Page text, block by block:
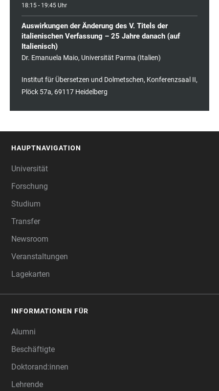
18:15 - 19:45 Uhr
Auswirkungen der Änderung des V. Titels der
italienischen Verfassung – 25 Jahre danach (auf
Italienisch)
Dr. Emanuela Maio, Universität Parma (Italien)
Institut für Übersetzen und Dolmetschen, Konferenzsaal II,
Plöck 57a, 69117 Heidelberg
HAUPTNAVIGATION
Universität
Forschung
Studium
Transfer
Newsroom
Veranstaltungen
Lagekarten
INFORMATIONEN FÜR
Alumni
Beschäftigte
Doktorand:innen
Lehrende